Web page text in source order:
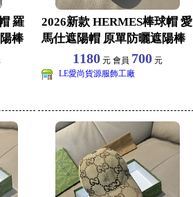
羅
棒
2026新款 HERMES棒球帽 愛
馬仕遮陽帽 原單防曬遮陽棒
球帽批發
1180元 會員 700元
LE愛尚貨源服飾工廠